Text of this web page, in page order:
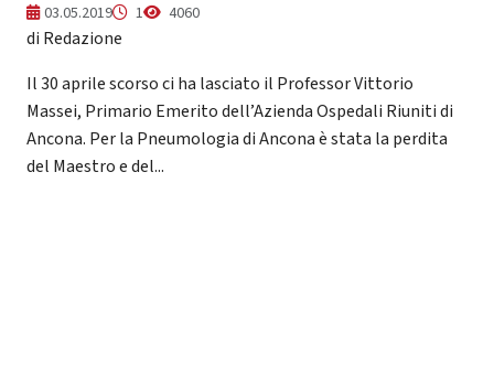
03.05.2019 1 4060
di Redazione
Il 30 aprile scorso ci ha lasciato il Professor Vittorio
Massei, Primario Emerito dell’Azienda Ospedali Riuniti di
Ancona. Per la Pneumologia di Ancona è stata la perdita
del Maestro e del...